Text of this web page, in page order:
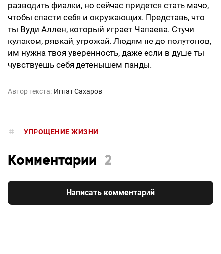
разводить фиалки, но сейчас придется стать мачо,
чтобы спасти себя и окружающих. Представь, что
ты Вуди Аллен, который играет Чапаева. Стучи
кулаком, рявкай, угрожай. Людям не до полутонов,
им нужна твоя уверенность, даже если в душе ты
чувствуешь себя детенышем панды.
Автор текста: Игнат Сахаров
УПРОЩЕНИЕ ЖИЗНИ
Комментарии 2
Написать комментарий